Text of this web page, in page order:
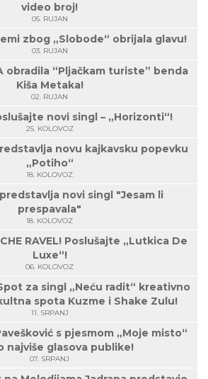
video broj!
05. RUJAN
zbog „Slobode“ obrijala glavu!
03. RUJAN
obradila “Pljačkam turiste” benda
Kiša Metaka!
02. RUJAN
novi singl – „Horizonti“!
25. KOLOVOZ
novu kajkavsku popevku
„Potiho“
18. KOLOVOZ
novi singl "Jesam li
prespavala"
18. KOLOVOZ
RAVEL! Poslušajte „Lutkica De
Luxe“!
06. KOLOVOZ
za singl „Neću radit“ kreativno
spota Kuzme i Shake Zulu!
11. SRPANJ
s pjesmom „Moje misto“
najviše glasova publike!
07. SRPANJ